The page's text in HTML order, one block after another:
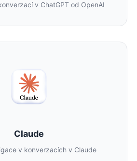
v ChatGPT od OpenAI
Claude
v konverzacích v Claude